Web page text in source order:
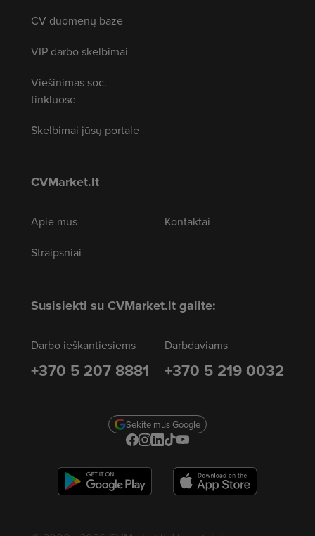
CV duomenų bazė
VIP darbo skelbimai
Viešinimas soc.
tinkluose
Skelbimai jūsų portale
CVMarket.lt
Apie mus
Straipsniai
Kontaktai
Susisiekti su CVMarket.lt galite:
Darbo ieškantiesiems
+370 5 207 8881
Darbdaviams
+370 5 219 0032
Sekite mus Google